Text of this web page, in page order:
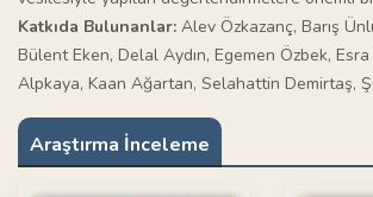
Katkıda Bulunanlar: Alev Özkazanç, Barış
Bülent Eken, Delal Aydın, Egemen Özbek,
Alpkaya, Kaan Ağartan, Selahattin Demirtaş,
Araştırma İnceleme